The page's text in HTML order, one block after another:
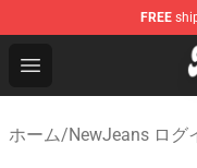
FREE
Open menu
NewJeans Store
ホーム/NewJeans ログ